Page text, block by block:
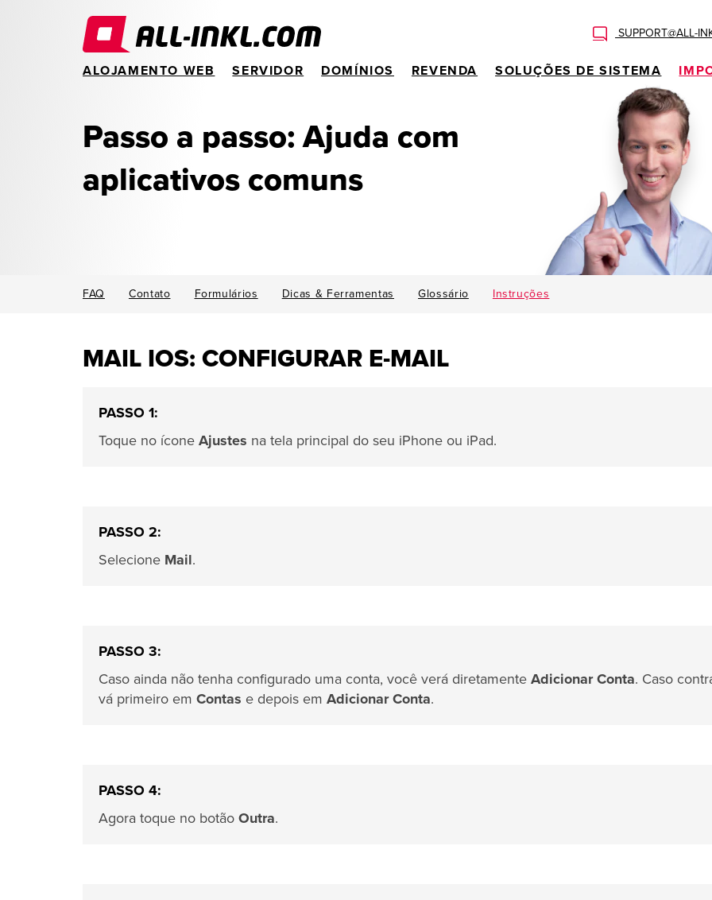
SUPPORT@ALL-
ALOJAMENTO WEB SERVIDOR DOMÍNIOS REVENDA SOLUÇÕES DE SISTEMA
Passo a passo: Ajuda com
aplicativos comuns
FAQ Contato Formulários Dicas & Ferramentas Glossário Instruções
MAIL IOS: CONFIGURAR E-MAIL
PASSO 1:
Toque no ícone Ajustes na tela principal do seu iPhone ou iPad.
PASSO 2:
Selecione Mail.
PASSO 3:
Caso ainda não tenha configurado uma conta, você verá diretamente Adicionar Conta. Caso
vá primeiro em Contas e depois em Adicionar Conta.
PASSO 4:
Agora toque no botão Outra.